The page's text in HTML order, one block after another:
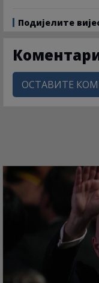
Подијелите
ОСТАВИТЕ